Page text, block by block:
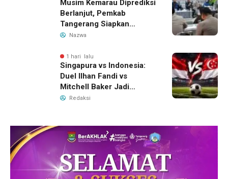
Musim Kemarau Diprediksi
Berlanjut, Pemkab
Tangerang Siapkan
Langkah Antisipasi Krisis
Nazwa
1 hari lalu
Singapura vs Indonesia:
Duel Ilhan Fandi vs
Mitchell Baker Jadi
Sorotan di Piala AFF 2026
Redaksi